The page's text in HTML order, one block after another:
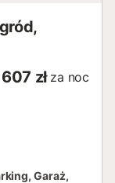
607 zł za noc
Garaż,